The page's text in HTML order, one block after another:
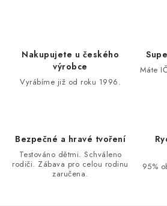
k
Nakupujete u českého
výrobce
Vyrábíme již od roku 1996.
Máte
Bezpečné a hravé tvoření
Testováno dětmi. Schváleno
rodiči. Zábava pro celou rodinu
zaručena.
95%